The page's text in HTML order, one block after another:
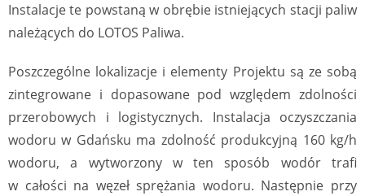
Instalacje te powstaną w obrębie istniejących stacji paliw
należących do LOTOS Paliwa.
Poszczególne lokalizacje i elementy Projektu są ze sobą
zintegrowane i dopasowane pod względem zdolności
przerobowych i logistycznych. Instalacja oczyszczania
wodoru w Gdańsku ma zdolność produkcyjną 160 kg/h
wodoru, a wytworzony w ten sposób wodór trafi
w całości na węzeł sprężania wodoru. Następnie przy